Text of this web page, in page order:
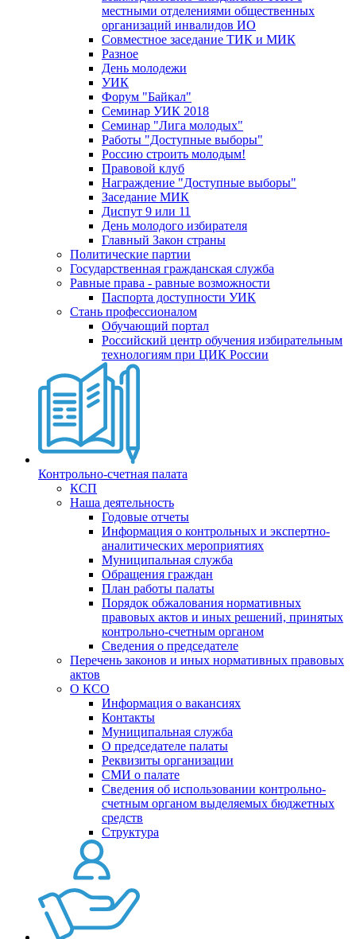
местными отделениями общественных
организаций инвалидов ИО
Совместное заседание ТИК и МИК
Разное
День молодежи
УИК
Форум "Байкал"
Семинар УИК 2018
Семинар "Лига молодых"
Работы "Доступные выборы"
Россию строить молодым!
Правовой клуб
Награждение "Доступные выборы"
Заседание МИК
Диспут 9 или 11
День молодого избирателя
Главный Закон страны
Политические партии
Государственная гражданская служба
Равные права - равные возможности
Паспорта доступности УИК
Стань профессионалом
Обучающий портал
Российский центр обучения избирательным
технологиям при ЦИК России
Контрольно-счетная палата
КСП
Наша деятельность
Годовые отчеты
Информация о контрольных и экспертно-
аналитических мероприятиях
Муниципальная служба
Обращения граждан
План работы палаты
Порядок обжалования нормативных
правовых актов и иных решений, принятых
контрольно-счетным органом
Сведения о председателе
Перечень законов и иных нормативных правовых
актов
О КСО
Информация о вакансиях
Контакты
Муниципальная служба
О председателе палаты
Реквизиты организации
СМИ о палате
Сведения об использовании контрольно-
счетным органом выделяемых бюджетных
средств
Структура